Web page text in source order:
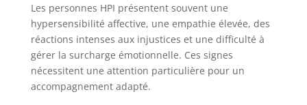
Les personnes HPI présentent souvent une
hypersensibilité affective, une empathie élevée, des
réactions intenses aux injustices et une difficulté à
gérer la surcharge émotionnelle. Ces signes
nécessitent une attention particulière pour un
accompagnement adapté.